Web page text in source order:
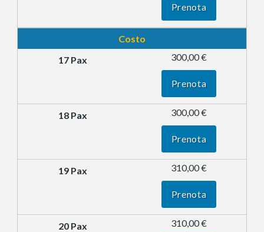
Prenota
Costo
300,00 €
Prenota
300,00 €
Prenota
310,00 €
Prenota
310,00 €